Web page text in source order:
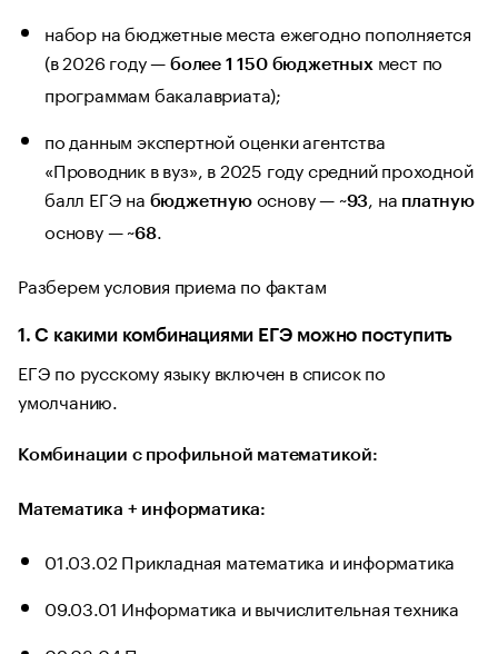
набор на бюджетные места ежегодно пополняется
(в 2026 году —более 1 150 бюджетных мест по
программам бакалавриата);
по данным экспертной оценки агентства
«Проводник в вуз», в 2025 году средний проходной
балл ЕГЭ на бюджетнуюоснову — ~93 , на платную
основу — ~68.
Разберем условия приема по фактам
1. С какими комбинациями ЕГЭ можно поступить
ЕГЭ по русскому языку включен в список по
умолчанию.
Комбинации с профильной математикой:
Математика + информатика:
01.03.02 Прикладная математика и информатика
09.03.01 Информатика и вычислительная техника